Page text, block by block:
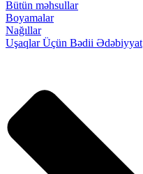
Bütün məhsullar
Boyamalar
Nağıllar
Uşaqlar Üçün Bədii Ədəbiyyat